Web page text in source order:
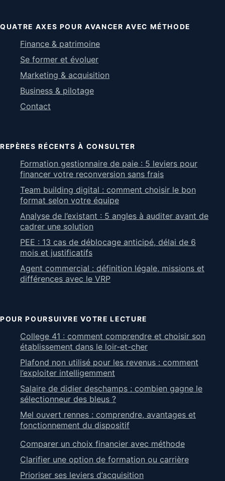
QUATRE AXES POUR AVANCER AVEC MÉTHODE
Finance & patrimoine
Se former et évoluer
Marketing & acquisition
Business & pilotage
Contact
REPÈRES RÉCENTS À CONSULTER
Formation gestionnaire de paie : 5 leviers pour
financer votre reconversion sans frais
Team building digital : comment choisir le bon
format selon votre équipe
Analyse de l’existant : 5 angles à auditer avant de
cadrer une solution
PEE : 13 cas de déblocage anticipé, délai de 6
mois et justificatifs
Agent commercial : définition légale, missions et
différences avec le VRP
POUR POURSUIVRE VOTRE LECTURE
College 41 : comment comprendre et choisir son
établissement dans le loir-et-cher
Plafond non utilisé pour les revenus : comment
l’exploiter intelligemment
Salaire de didier deschamps : combien gagne le
sélectionneur des bleus ?
Mel ouvert rennes : comprendre, avantages et
fonctionnement du dispositif
Comparer un choix financier avec méthode
Clarifier une option de formation ou carrière
Prioriser ses leviers d’acquisition